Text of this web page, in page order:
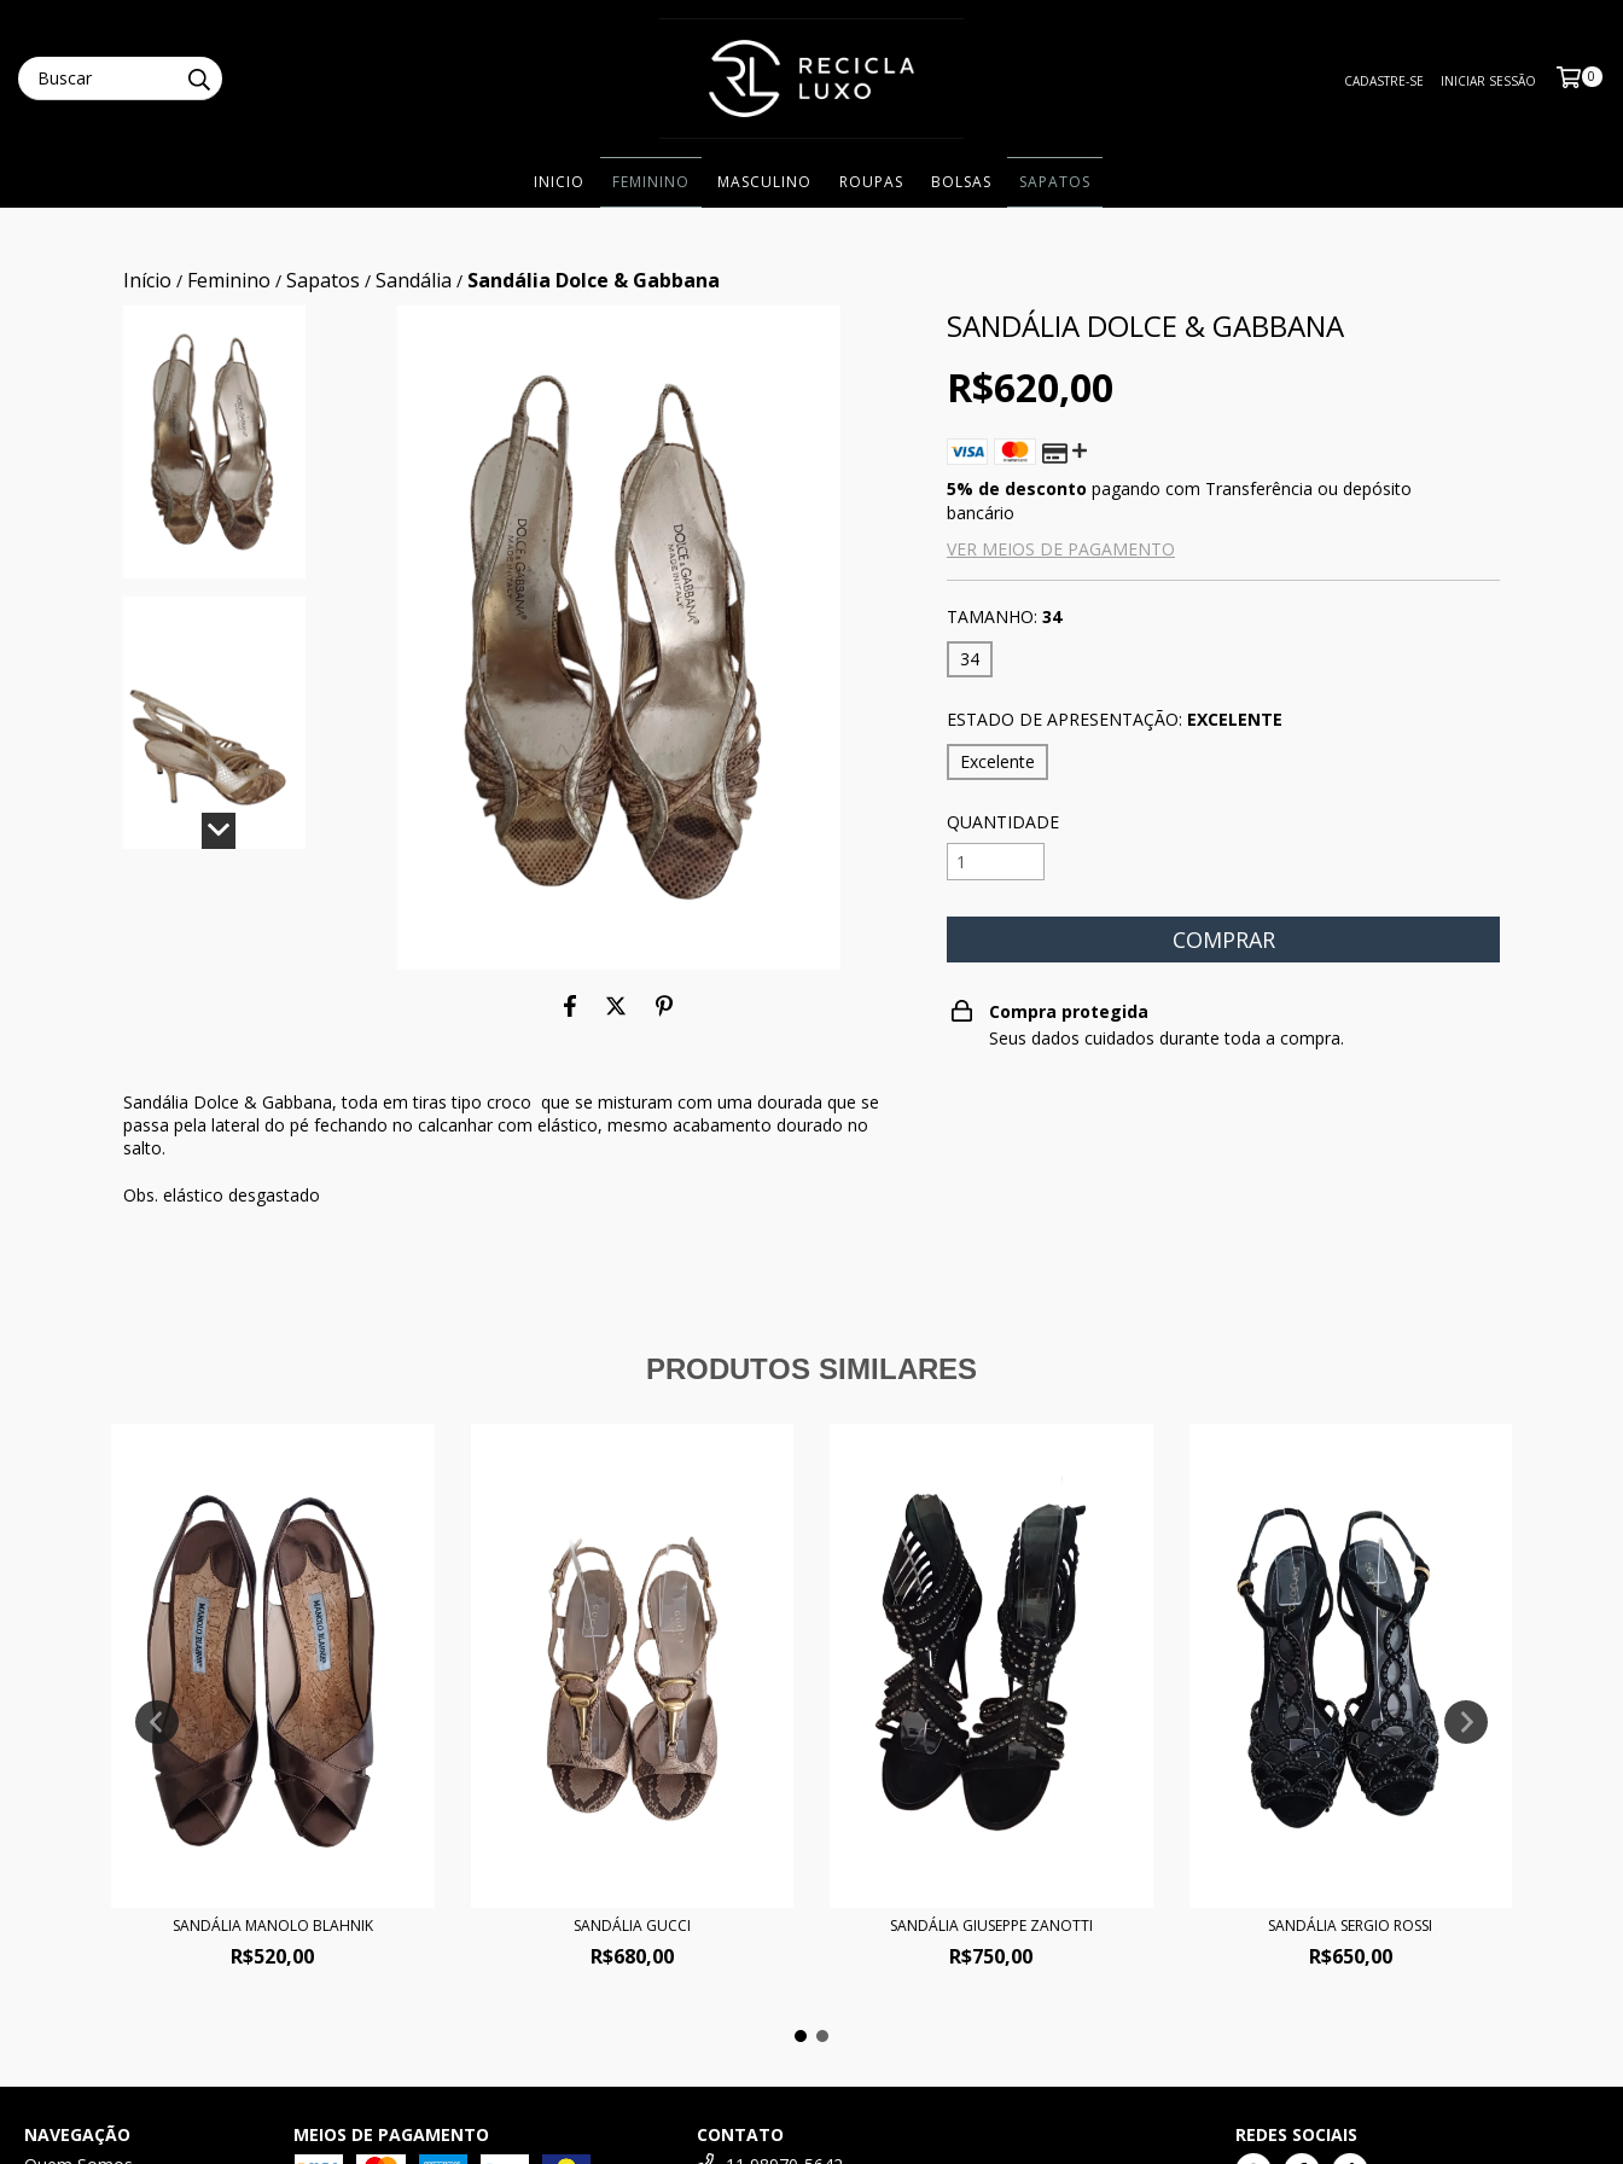
CADASTRE-SE INICIAR SESSÃO 0
INICIO FEMININO MASCULINO ROUPAS BOLSAS SAPATOS
Início / Feminino / Sapatos / Sandália / Sandália Dolce & Gabbana
Sandália Dolce & Gabbana, toda em tiras tipo croco que se misturam com uma dourada que se
passa pela lateral do pé fechando no calcanhar com elástico, mesmo acabamento dourado no
salto.
Obs. elástico desgastado
SANDÁLIA DOLCE & GABBANA
R$620,00
5% de desconto pagando com Transferência ou depósito
bancário
VER MEIOS DE PAGAMENTO
TAMANHO: 34
34
ESTADO DE APRESENTAÇÃO: EXCELENTE
Excelente
QUANTIDADE
Compra protegida
Seus dados cuidados durante toda a compra.
PRODUTOS SIMILARES
SANDÁLIA MANOLO BLAHNIK
R$520,00
SANDÁLIA GUCCI
R$680,00
SANDÁLIA GIUSEPPE ZANOTTI
R$750,00
SANDÁLIA SERGIO ROSSI
R$650,00
NAVEGAÇÃO
MEIOS DE PAGAMENTO
CONTATO
REDES SOCIAIS